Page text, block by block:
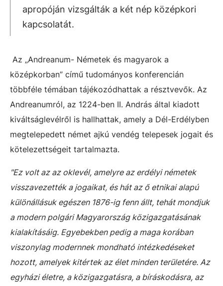
apropóján vizsgálták a két nép középkori
kapcsolatát.
Az „Andreanum- Németek és magyarok a
középkorban” című tudományos konferencián
többféle témában tájékozódhattak a résztvevők. Az
Andreanumról, az 1224-ben II. András által kiadott
kiváltságlevélről is hallhattak, amely a Dél-Erdélyben
megtelepedett német ajkú vendég telepesek jogait és
kötelezettségeit tartalmazta.
"Ez volt az az oklevél, amelyre az erdélyi németek
visszavezették a jogaikat, és hát az ő etnikai alapú
különállásuk egészen 1876-ig fenn állt, tehát mondjuk
a modern polgári Magyarország közigazgatásának
kialakításáig. Egyebekben pedig a maga korában
viszonylag modernnek mondható intézkedéseket
hozott, amelyek kitértek az élet minden területére. Az
egyházi életre, a közigazgatásra, a bíráskodásra, az